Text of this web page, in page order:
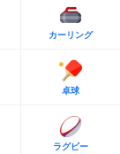
カーリング
卓球
ラグビー